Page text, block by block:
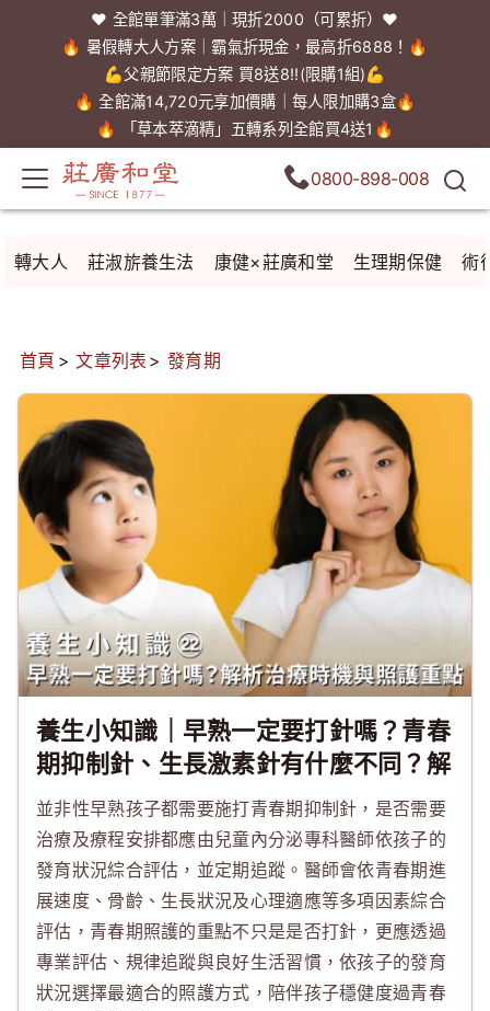
❤️ 全館單筆滿3萬｜現折2000（可累折）❤️
🔥 暑假轉大人方案｜霸氣折現金，最高折6888！🔥
💪父親節限定方案 買8送8!!(限購1組)💪
🔥 全館滿14,720元享加價購｜每人限加購3盒🔥
🔥 「草本萃滴精」五轉系列全館買4送1🔥
0800-898-008
轉大人 莊淑旂養生法 康健×莊廣和堂 生理期保健 術
首頁 文章列表 發育期
養生小知識｜早熟一定要打針嗎？青春
期抑制針、生長激素針有什麼不同？解
析治療時機與照護重點
並非性早熟孩子都需要施打青春期抑制針，是否需要
治療及療程安排都應由兒童內分泌專科醫師依孩子的
發育狀況綜合評估，並定期追蹤。醫師會依青春期進
展速度、骨齡、生長狀況及心理適應等多項因素綜合
評估，青春期照護的重點不只是是否打針，更應透過
專業評估、規律追蹤與良好生活習慣，依孩子的發育
狀況選擇最適合的照護方式，陪伴孩子穩健度過青春